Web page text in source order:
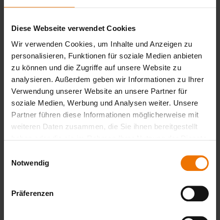
Diese Webseite verwendet Cookies
Wir verwenden Cookies, um Inhalte und Anzeigen zu
personalisieren, Funktionen für soziale Medien anbieten
zu können und die Zugriffe auf unsere Website zu
analysieren. Außerdem geben wir Informationen zu Ihrer
Verwendung unserer Website an unsere Partner für
soziale Medien, Werbung und Analysen weiter. Unsere
Partner führen diese Informationen möglicherweise mit
weiteren Daten zusammen, die Sie ihnen bereitgestellt
Notwendig
Präferenzen
erforderliche Qualifikationen des Personals und der
vornimmt und damit auch dem geforderten
Qualitätsanspruch gerecht wird. Die GSI SLV bietet als
„International Agency“ der AWS die Ausbildung und
Prüfung durch AWS zum CWI an.
Certified Welding Inspector
Inspektionen nach dem AWS-Code
Die GSI SLV steht mit ihren erfahrenen, anerkannten CWIs
beraten Sie kompetent zu den Anforderungen des AWS-
Regelwerks und wie Ihr Unternehmen diese erfüllen kann,
Erstellung von Schweißanweisungen (WPS)